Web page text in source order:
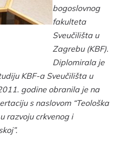
bogoslovnog
fakulteta
Sveučilišta u
Zagrebu (KBF).
Diplomirala je
KBF-a Sveučilišta u
godine obranila je na
s naslovom “Teološka
razvoju crkvenog i